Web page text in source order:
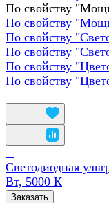
По свойству
По свойству
По свойству
По свойству
По свойству
По свойству
Светодиодная
Вт, 5000 К
Заказать